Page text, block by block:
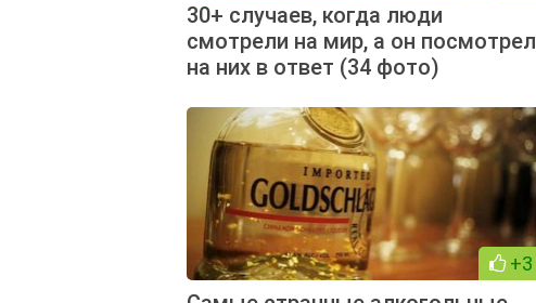
30+ случаев, когда люди
смотрели на мир, а он посмотрел
на них в ответ (34 фото)
+3